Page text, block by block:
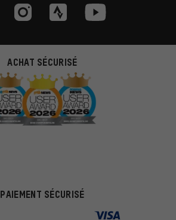
ACHAT SÉCURISÉ
PAIEMENT SÉCURISÉ